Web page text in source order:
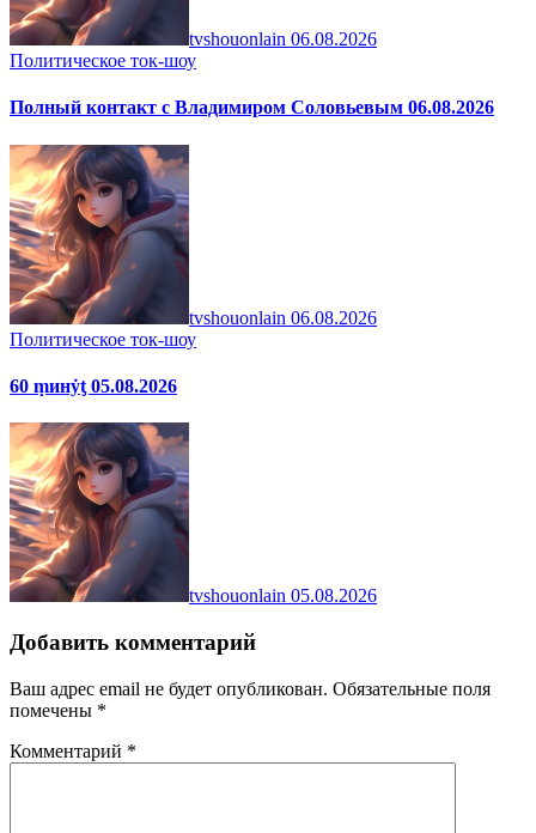
tvshouonlain 06.08.2026
Политическое ток-шоу
Полный контакт с Владимиром Соловьевым 06.08.2026
tvshouonlain 06.08.2026
Политическое ток-шоу
60 ṃинẏƫ 05.08.2026
tvshouonlain 05.08.2026
Добавить комментарий
Ваш адрес email не будет опубликован. Обязательные поля
помечены *
Комментарий *